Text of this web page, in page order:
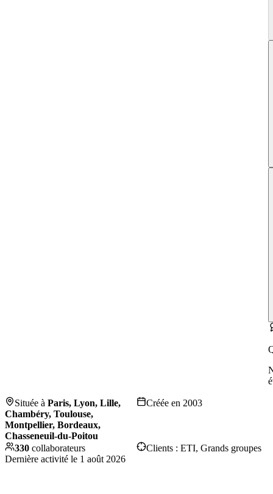
Située à Paris, Lyon, Lille,
Chambéry, Toulouse,
Montpellier, Bordeaux,
Chasseneuil-du-Poitou
Créée en 2003
330 collaborateurs Clients : ETI, Grands groupes
Dernière activité le 1 août 2026